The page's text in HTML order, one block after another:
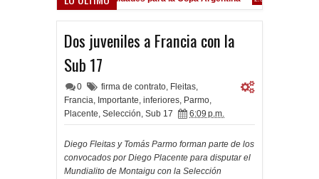
Dos juveniles a Francia con la
Sub 17
0 firma de contrato, Fleitas,
Francia, Importante, inferiores, Parmo,
Placente, Selección, Sub 17 6:09 p.m.
Diego Fleitas y Tomás Parmo forman parte de los
convocados por Diego Placente para disputar el
Mundialito de Montaigu con la Selección